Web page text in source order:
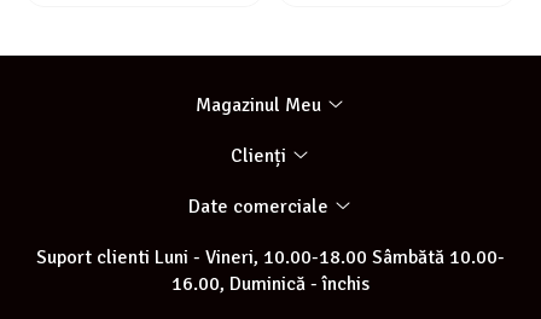
Magazinul Meu
Clienți
Date comerciale
Suport clienti Luni - Vineri, 10.00-18.00 Sâmbătă 10.00-
16.00, Duminică - închis